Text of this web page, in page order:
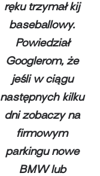
ręku trzymał kij
baseballowy.
Powiedział
Googlerom, że
jeśli w ciągu
następnych kilku
dni zobaczy na
firmowym
parkingu nowe
BMW lub